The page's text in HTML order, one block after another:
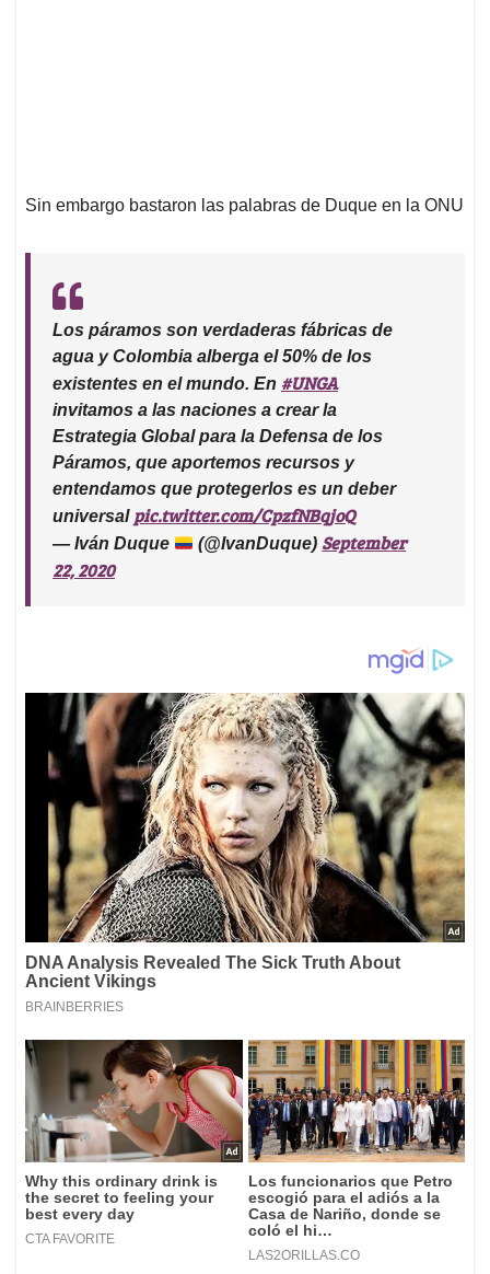
Sin embargo bastaron las palabras de Duque en la ONU
Los páramos son verdaderas fábricas de
agua y Colombia alberga el 50% de los
existentes en el mundo. En #UNGA
invitamos a las naciones a crear la
Estrategia Global para la Defensa de los
Páramos, que aportemos recursos y
entendamos que protegerlos es un deber
universal pic.twitter.com/CpzfNBqjoQ
— Iván Duque (@IvanDuque) September
22, 2020